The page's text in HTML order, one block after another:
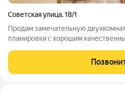
Советская улица,18/1
Продам замечательную
планировки с хорошим
сады, поликлиника, магазины,
все пластиковые, чистый